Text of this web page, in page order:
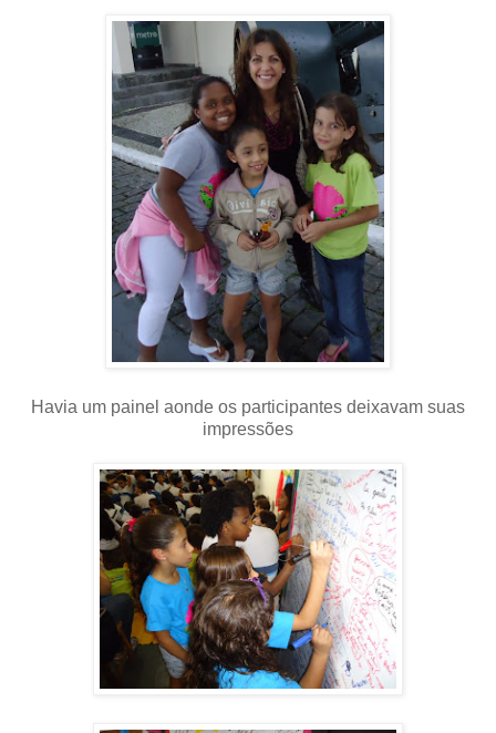
Havia um painel aonde os participantes deixavam suas
impressões